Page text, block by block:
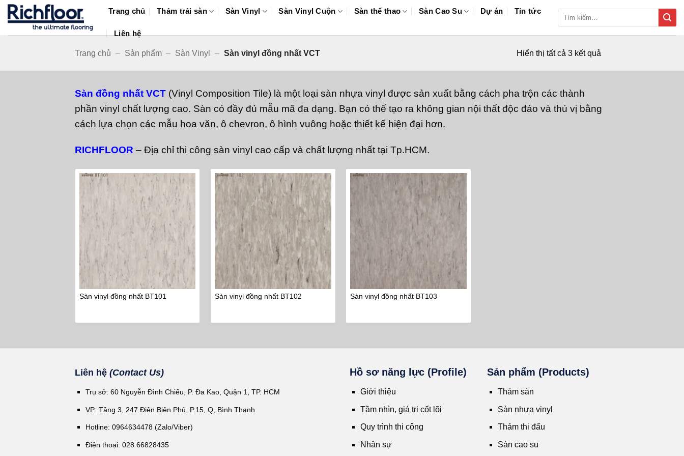
Bỏ
qua
Trang chủ Thảm trải sàn Sàn Vinyl Sàn Vinyl Cuộn Sàn thể thao Sàn Cao Su Dự án Tin tức
Liên hệ
Trang chủ – Sản phẩm – Sàn Vinyl – Sàn vinyl đồng nhất VCT Hiển thị tất cả 3 kết quả
Sàn đồng nhất VCT (Vinyl Composition Tile) là một loại sàn nhựa vinyl được sản xuất bằng cách pha trộn các thành
phần vinyl chất lượng cao. Sàn có đầy đủ mẫu mã đa dạng. Bạn có thể tạo ra không gian nội thất độc đáo và thú vị bằng
cách lựa chọn các mẫu hoa văn, ô chevron, ô hình vuông hoặc thiết kế hiện đại hơn.
RICHFLOOR – Địa chỉ thi công sàn vinyl cao cấp và chất lượng nhất tại Tp.HCM.
Sàn vinyl đồng nhất BT101 Sàn vinyl đồng nhất BT102 Sàn vinyl đồng nhất BT103
Liên hệ (Contact Us)
Trụ sở: 60 Nguyễn Đình Chiểu, P. Đa Kao, Quận 1, TP. HCM
VP: Tầng 3, 247 Điện Biên Phủ, P.15, Q, Bình Thạnh
Hotline: 0964634478 (Zalo/Viber)
Điện thoại: 028 66828435
Hồ sơ năng lực (Profile)
Giới thiệu
Tầm nhìn, giá trị cốt lõi
Quy trình thi công
Nhân sự
Sản phẩm (Products)
Thảm sàn
Sàn nhựa vinyl
Thảm thi đấu
Sàn cao su